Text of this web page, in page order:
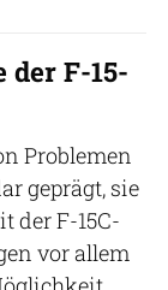
der F-15-
Problemen
geprägt, sie
der F-15C-
vor allem